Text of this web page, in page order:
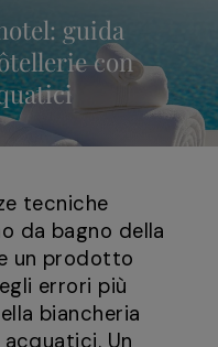
guida
con
tecniche
da bagno della
un prodotto
errori più
biancheria
Un